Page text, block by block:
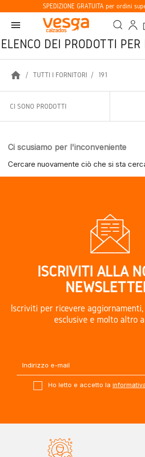
SPEDIZIONE GRATUITA per ordini
menu
ELENCO DEI PRODOTTI PER
home TUTTI I FORNITORI 191
CI SONO PRODOTTI
Ci scusiamo per l'inconveniente
Cercare nuovamente ciò che si sta
ISCRIVITI ALLA
Iscriviti per ricevere
esclusive e molto altro
Ho letto e accetto la